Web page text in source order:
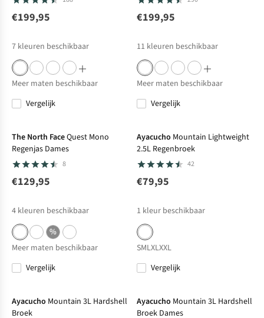
€199,95
7 kleuren beschikbaar
Meer maten beschikbaar
Vergelijk
€199,95
11 kleuren beschikbaar
Meer maten beschikbaar
Vergelijk
The North FaceQuest Mono
Regenjas Dames
8
€129,95
4 kleuren beschikbaar
%
Meer maten beschikbaar
Vergelijk
Ayacucho Mountain Lightweight
2.5L Regenbroek
42
€79,95
1 kleur beschikbaar
SMLXLXXL
Vergelijk
Ayacucho Mountain 3L Hardshell
Broek
Ayacucho Mountain 3L Hardshell
Broek Dames